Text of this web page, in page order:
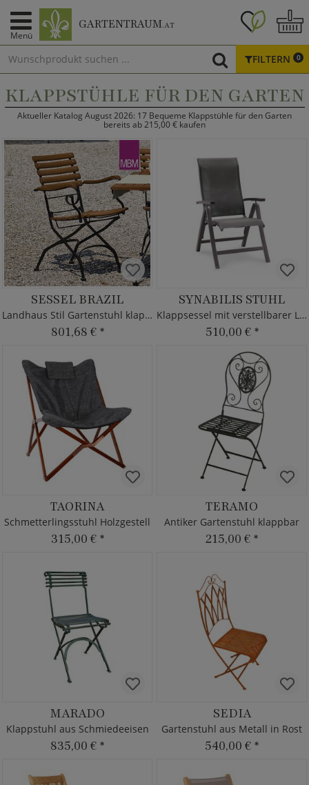
Menü
GARTENTRAUM.AT
FILTERN 0
KLAPPSTÜHLE FÜR DEN GARTEN
Aktueller Katalog August 2026: 17 Bequeme Klappstühle für den Garten
bereits ab 215,00 € kaufen
SESSEL BRAZIL
Landhaus Stil Gartenstuhl klappbar
801,68 € *
SYNABILIS STUHL
Klappsessel mit verstellbarer Lehne
510,00 € *
TAORINA
Schmetterlingsstuhl Holzgestell
315,00 € *
TERAMO
Antiker Gartenstuhl klappbar
215,00 € *
MARADO
Klappstuhl aus Schmiedeeisen
835,00 € *
SEDIA
Gartenstuhl aus Metall in Rost
540,00 € *